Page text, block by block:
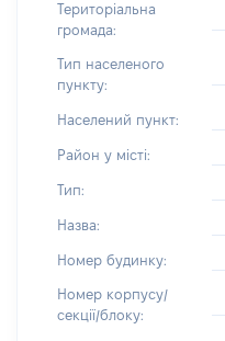
Територіальна
громада:
Тип населеного
пункту:
Населений пункт:
Район у місті:
Тип:
Назва:
Номер будинку:
Номер корпусу/
секції/блоку: